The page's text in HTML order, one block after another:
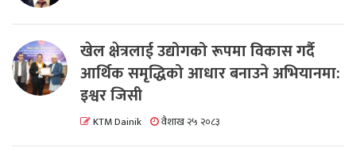
खेल क्षेत्रलाई उद्योगको रूपमा विकास गर्दै
आर्थिक समृद्धिको आधार बनाउने अभियानमा:
इश्वर जिसी
KTM Dainik वैशाख २५ २०८३